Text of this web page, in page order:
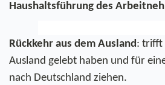
Haushaltsführung des
Rückkehr aus dem Ausland: trifft
Ausland gelebt haben und für
nach Deutschland ziehen.